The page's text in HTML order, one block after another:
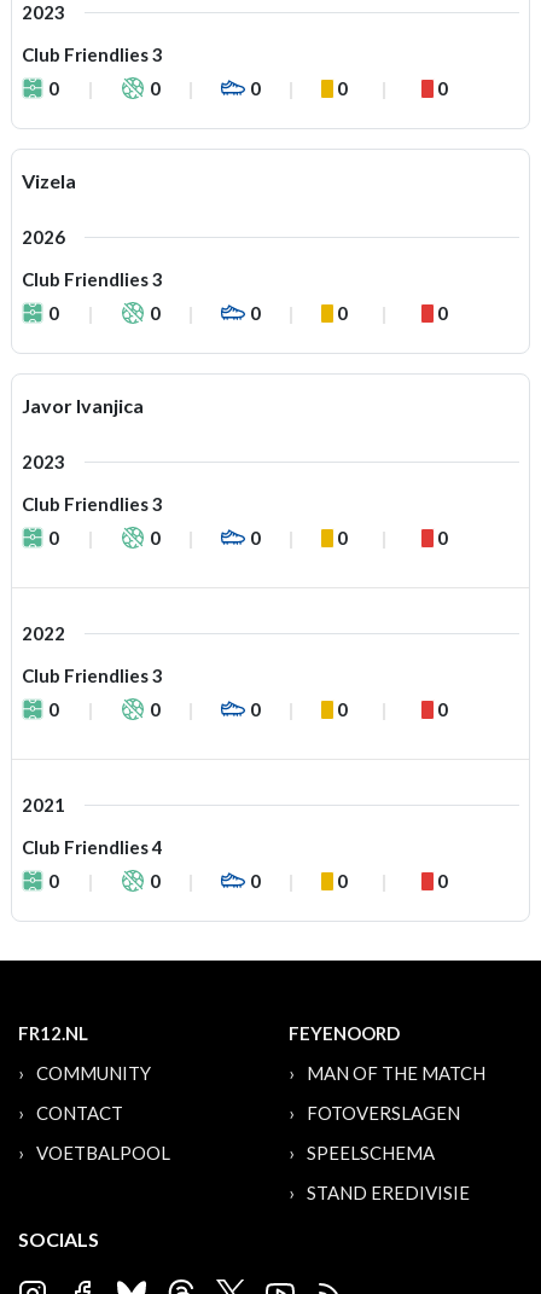
2023
Club Friendlies 3
0
0 0 0 0
Vizela
2026
Club Friendlies 3
0
0 0 0 0
Javor Ivanjica
2023
Club Friendlies 3
0
0 0 0 0
2022
Club Friendlies 3
0
0 0 0 0
2021
Club Friendlies 4
0
0 0 0 0
FR12.NL
COMMUNITY
CONTACT
VOETBALPOOL
FEYENOORD
MAN OF THE MATCH
FOTOVERSLAGEN
SPEELSCHEMA
STAND EREDIVISIE
SOCIALS